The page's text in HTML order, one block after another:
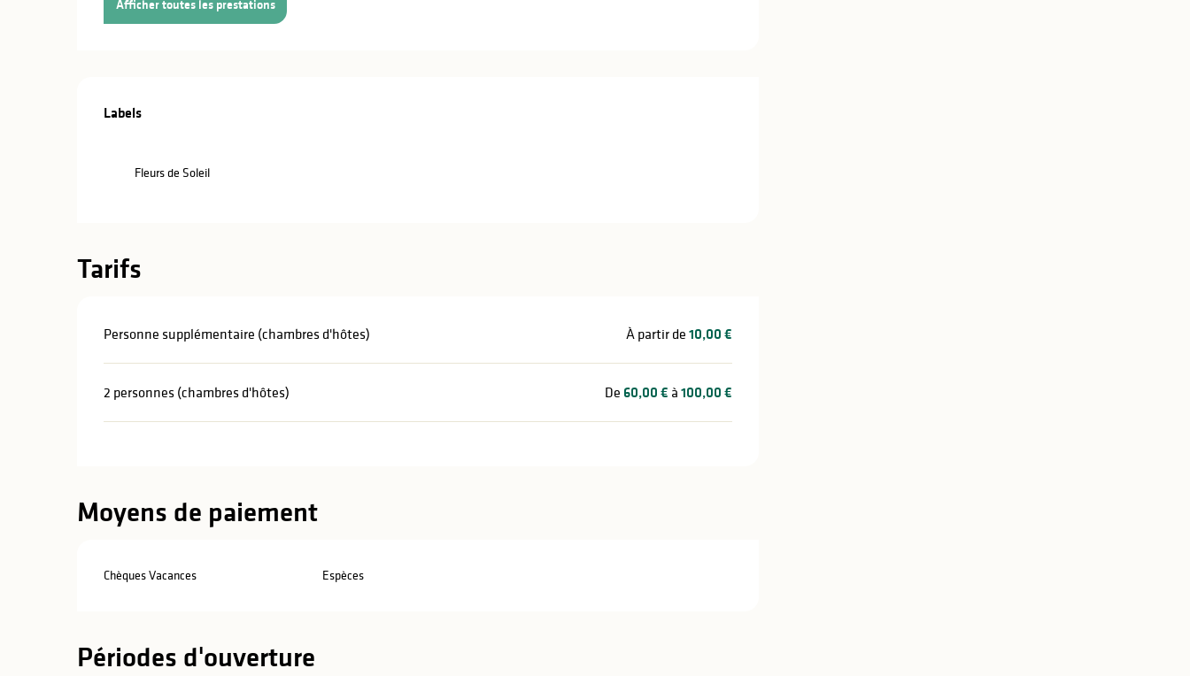
Afficher toutes les prestations
Offres de prestations
Labels
Labels
Fleurs de Soleil
Tarifs
Personne supplémentaire (chambres d'hôtes) À partir de10,00 €
2 personnes (chambres d'hôtes) De 60,00 € à100,00 €
Moyens de paiement
Chèques Vacances Espèces
Périodes d'ouverture